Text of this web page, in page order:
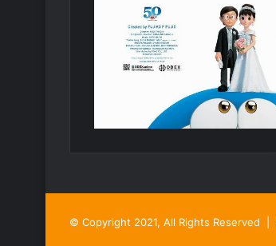
© Copyright 2021, All Rights Reserved |